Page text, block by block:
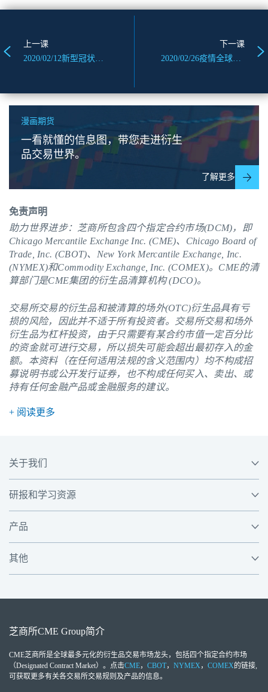
上一课
2020/02/12新型冠状病毒疫情影响下，国内外玉米走势如何？
下一课
2020/02/26疫情全球蔓延叠加基本面转空，棕榈油全线大跌
漫画期货
一看就懂的信息图，带您走进衍生
品交易世界。
了解更多
免责声明
助力世界进步：芝商所包含四个指定合约市场(DCM)，即
Chicago Mercantile Exchange Inc. (CME)、Chicago Board of
Trade, Inc. (CBOT)、New York Mercantile Exchange, Inc.
(NYMEX)和Commodity Exchange, Inc. (COMEX)。 CME的清
算部门是CME集团的衍生品清算机构 (DCO)。
交易所交易的衍生品和被清算的场外(OTC)衍生品具有亏
损的风险，因此并不适于所有投资者。交易所交易和场外
衍生品为杠杆投资，由于只需要有某合约市值一定百分比
的资金就可进行交易，所以损失可能会超出最初存入的金
额。本资料（在任何适用法规的含义范围内）均不构成招
募说明书或公开发行证券，也不构成任何买入、卖出、或
持有任何金融产品或金融服务的建议。
+ 阅读更多
关于我们
研报和学习资源
产品
其他
芝商所CME Group简介
CME芝商所是全球最多元化的衍生品交易市场龙头，包括四个指定合约市场
（Designated Contract Market）。点击CME， CBOT， NYMEX， COMEX的链接,
可获取更多有关各交易所交易规则及产品的信息。